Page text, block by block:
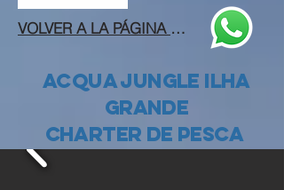
VOLVER A LA PÁGINA DE INICIO
ACQUA JUNGLE ilha
Grande
CHARTER DE PESCA